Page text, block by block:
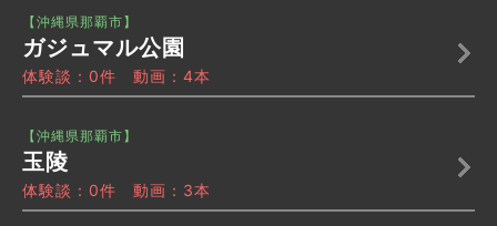
【沖縄県那覇市】
ガジュマル公園
体験談：0件 動画：4本
【沖縄県那覇市】
玉陵
体験談：0件 動画：3本